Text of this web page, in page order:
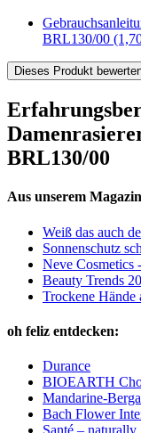
BRL130/00
Dieses Produkt
BRL130/00
Aus unserem
Weiß das auch
Sonnenschutz
Neve Cosmetics
Beauty Trends
Trockene Hände
oh feliz entdecken:
Durance
BIOEARTH
Mandarine-
Bach Flower